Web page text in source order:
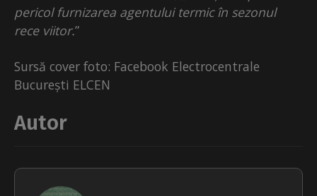
pericol furnizarea agentului termic în sezonul
rece viitor.”
Sursă cover foto: Facebook Electrocentrale
București ELCEN
Autor